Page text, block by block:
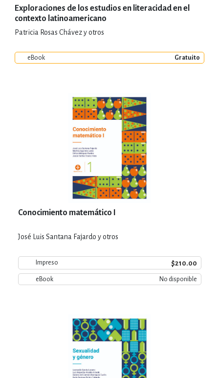
Exploraciones de los estudios en literacidad en el
contexto latinoamericano
Patricia Rosas Chávez y otros
eBook Gratuito
Conocimiento matemático I
José Luis Santana Fajardo y otros
Impreso $210.00
eBook No disponible